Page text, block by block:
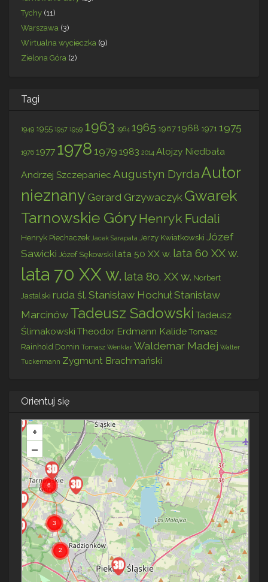
Tychy (11)
Warszawa (3)
Wirtualna wycieczka (9)
Zielona Góra (2)
Tagi
1949 1955 1957 1959 1963 1964 1965 19671968 1971 1975
1976 1977 1978 1979 1983 2014 Alojzy Niedbała
Andrzej Szczepaniec Augustyn Dyrda Autor
nieznany Gerard Grzywaczyk Gwarek
Tarnowskie GóryHenryk Fudali
Henryk Piechaczek Jacek Sarapata Jerzy Kwiatkowski Józef
Sawicki Józef Sękowski lata 50 XX w. lata 60 XX w.
lata 70 XX w. lata 80. XX w. Norbert
Jastalski ruda śl. Stanisław HochułStanisław
Marcinów Tadeusz Sadowski Tadeusz
Ślimakowski Theodor Erdmann KalideTomasz
Rainhold Domin Tomasz Wenklar Waldemar Madej Walter
Tuckermann Zygmunt Brachmański
Orientuj się
+
–